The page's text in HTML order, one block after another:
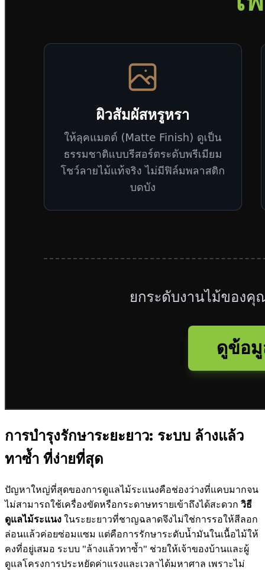
การบำรุงรักษาระยะยาว: ระบบ ล้างแล้ว
ทาซ้ำ ที่ง่ายที่สุด
ปัญหาใหญ่ที่สุดของการดูแลไม้ระแนงคือช่องว่างที่แคบมากจน
ไม่สามารถใช้เครื่องขัดหรือกระดาษทรายเข้าถึงได้สะดวก วิธี
ดูแลไม้ระแนง ในระยะยาวที่ชาญฉลาดจึงไม่ใช่การรอให้สีลอก
ล่อนแล้วค่อยซ่อมแซม แต่คือการรักษาระดับน้ำมันในเนื้อไม้ให้
คงที่อยู่เสมอ ระบบ "ล้างแล้วทาซ้ำ" ช่วยให้เจ้าของบ้านและผู้
ดูแลโครงการประหยัดค่าแรงและเวลาได้มหาศาล เพราะไม่